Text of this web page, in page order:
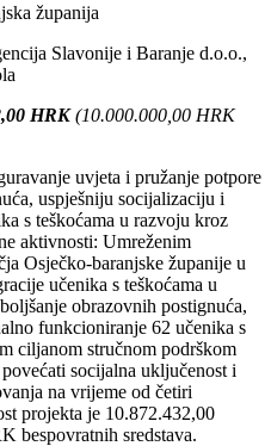
županija
Slavonije i Baranje d.o.o.,
HRK(10.000.000,00 HRK
uvjeta i pružanje potpore
uspješniju socijalizaciju i
s teškoćama u razvoju kroz
aktivnosti: Umreženim
Osječko-baranjske županije u
učenika s teškoćama u
obrazovnih postignuća,
funkcioniranje 62 učenika s
ciljanom stručnom podrškom
socijalna uključenost i
na vrijeme od četiri
projekta je 10.872.432,00
bespovratnih sredstava.